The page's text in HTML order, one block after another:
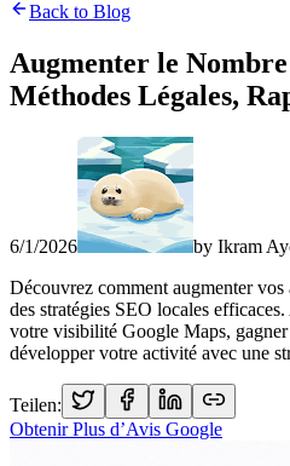
Back to Blog
Augmenter le
Méthodes Légales,
6/1/2026 by Ikram
Découvrez comment augmenter
des stratégies SEO locales
votre visibilité Google Maps,
développer votre activité avec une
Teilen:
Obtenir Plus d’Avis Google